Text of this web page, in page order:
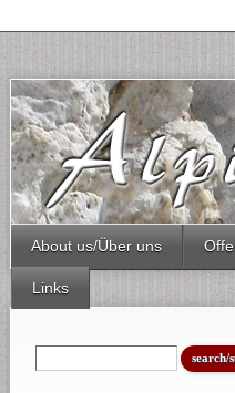
About us/Über uns
Links